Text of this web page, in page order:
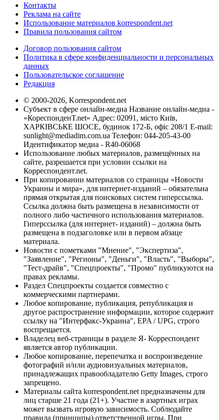
Контакты
Реклама на сайте
Использование материалов korrespondent.net
Правила пользования сайтом
Договор пользования сайтом
Политика в сфере конфиденциальности и персональных
данных
Пользовательское соглашение
Редакция
© 2000-2026, Korrespondent.net
Субъект в сфере онлайн-медиа Название онлайн-медиа -
«КореспонденТ.net» Адрес: 02091, місто Київ,
ХАРКІВСЬКЕ ШОСЕ, будинок 172-Б, офіс 208/1 E-mail:
sunlight@mediadim.com.ua Телефон: 044-205-43-00
Идентификатор медиа - R40-06068
Использование любых материалов, размещённых на
сайте, разрешается при условии ссылки на
Корреспондент.net.
При копировании материалов со страницы «Новости
Украины и мира», для интернет-изданий – обязательна
прямая открытая для поисковых систем гиперссылка.
Ссылка должна быть размещена в независимости от
полного либо частичного использования материалов.
Гиперссылка (для интернет- изданий) – должна быть
размещена в подзаголовке или в первом абзаце
материала.
Новости с пометками "Мнение", "Экспертиза",
"Заявление", "Регионы", "Деньги", "Власть", "Выборы",
"Тест-драйв", "Спецпроекты", "Промо" публикуются на
правах рекламы.
Раздел Спецпроекты создается совместно с
коммерческими партнерами.
Любое копирование, публикация, републикация и
другое распространение информации, которое содержит
ссылку на "Интерфакс-Украина", EPA / UPG, строго
воспрещается.
Владелец веб-страницы в разделе Я- Корреспондент
является автор публикации.
Любое копирование, перепечатка и воспроизведение
фотографий и/или аудиовизуальных материалов,
принадлежащих правообладателю Getty Images, строго
запрещено.
Материалы сайта korrespondent.net предназначены для
лиц старше 21 года (21+). Участие в азартных играх
может вызвать игровую зависимость. Соблюдайте
правила (принципы) ответственной игры. При